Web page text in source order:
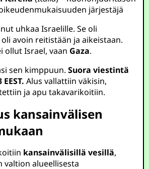
järjestäjä
uhkaa Israelille. Se oli
avoin reitistään ja aikeistaan.
ollut Israel, vaan Gaza.
sen kimppuun.Suora viestintä
Alus vallattiin väkisin,
ja apu takavarikoitiin.
kansainvälisen
kansainvälisillä vesillä,
valtion alueellisesta